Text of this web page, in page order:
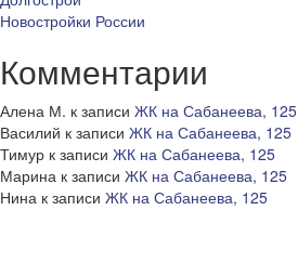
Новостройки России
Комментарии
Алена М. к записи ЖК на Сабанеева, 125
Василий к записи ЖК на Сабанеева, 125
Тимур к записи ЖК на Сабанеева, 125
Марина к записи ЖК на Сабанеева, 125
Нина к записи ЖК на Сабанеева, 125